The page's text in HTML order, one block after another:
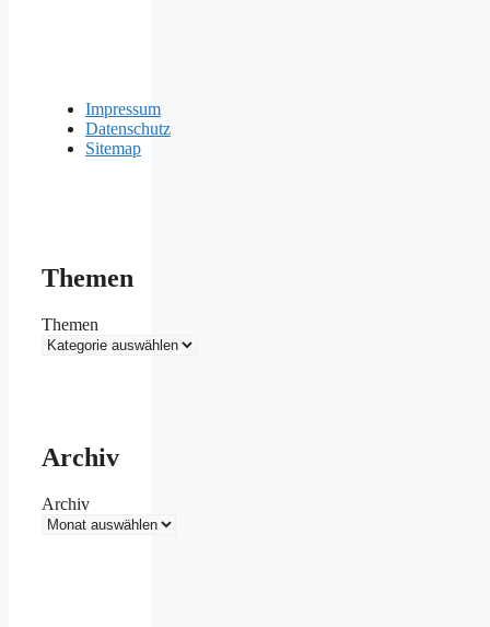
Impressum
Datenschutz
Sitemap
Themen
Themen
Archiv
Archiv